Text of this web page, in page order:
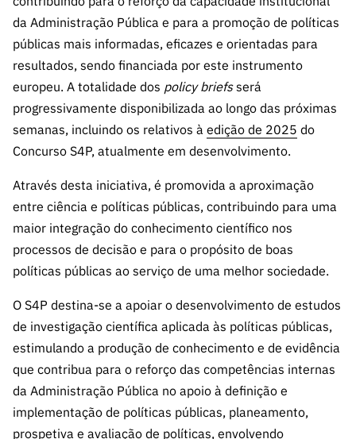
da Administração Pública e para a promoção de políticas
públicas mais informadas, eficazes e orientadas para
resultados, sendo financiada por este instrumento
europeu. A totalidade dos policy briefsserá
progressivamente disponibilizada ao longo das próximas
semanas, incluindo os relativos à edição de 2025 do
Concurso S4P, atualmente em desenvolvimento.
Através desta iniciativa, é promovida a aproximação
entre ciência e políticas públicas, contribuindo para uma
maior integração do conhecimento científico nos
processos de decisão e para o propósito de boas
políticas públicas ao serviço de uma melhor sociedade.
O S4P destina-se a apoiar o desenvolvimento de estudos
de investigação científica aplicada às políticas públicas,
estimulando a produção de conhecimento e de evidência
que contribua para o reforço das competências internas
da Administração Pública no apoio à definição e
implementação de políticas públicas, planeamento,
prospetiva e avaliação de políticas, envolvendo